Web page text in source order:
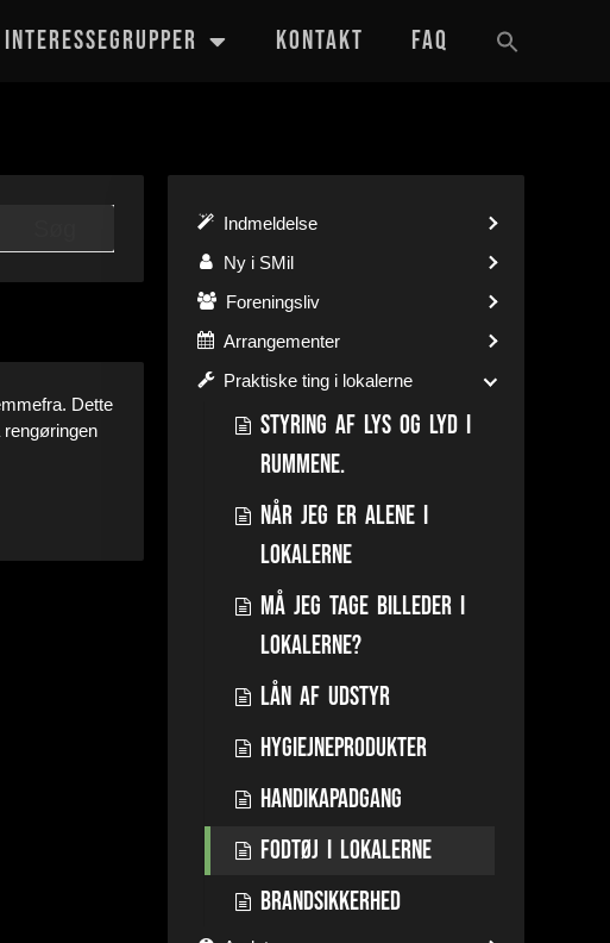
INTERESSEGRUPPER KONTAKT FAQ
Dette
Indmeldelse
Ny i SMil
Foreningsliv
Arrangementer
Praktiske ting i lokalerne
Styring af lys og lyd i
rummene.
Når jeg er alene i
lokalerne
Må jeg tage billeder i
lokalerne?
Lån af udstyr
Hygiejneprodukter
Handikapadgang
Fodtøj i lokalerne
Brandsikkerhed